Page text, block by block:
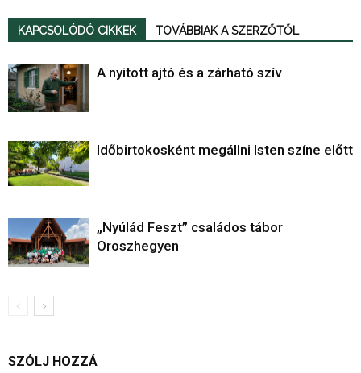
KAPCSOLÓDÓ CIKKEK TOVÁBBIAK A SZERZŐTŐL
A nyitott ajtó és a zárható szív
Időbirtokosként megállni Isten színe előtt
„Nyúlád Feszt” családos tábor
Oroszhegyen
SZÓLJ HOZZÁ